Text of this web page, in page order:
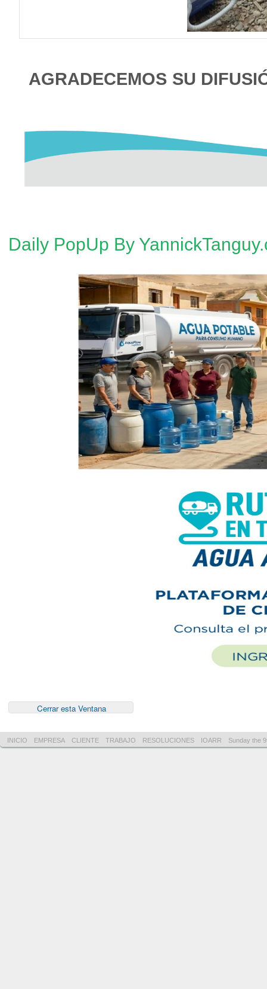
AGRADECEMOS SU
Daily PopUp By
INICIO EMPRESA CLIENTE TRABAJO RESOLUCIONES IOARR Sunday the